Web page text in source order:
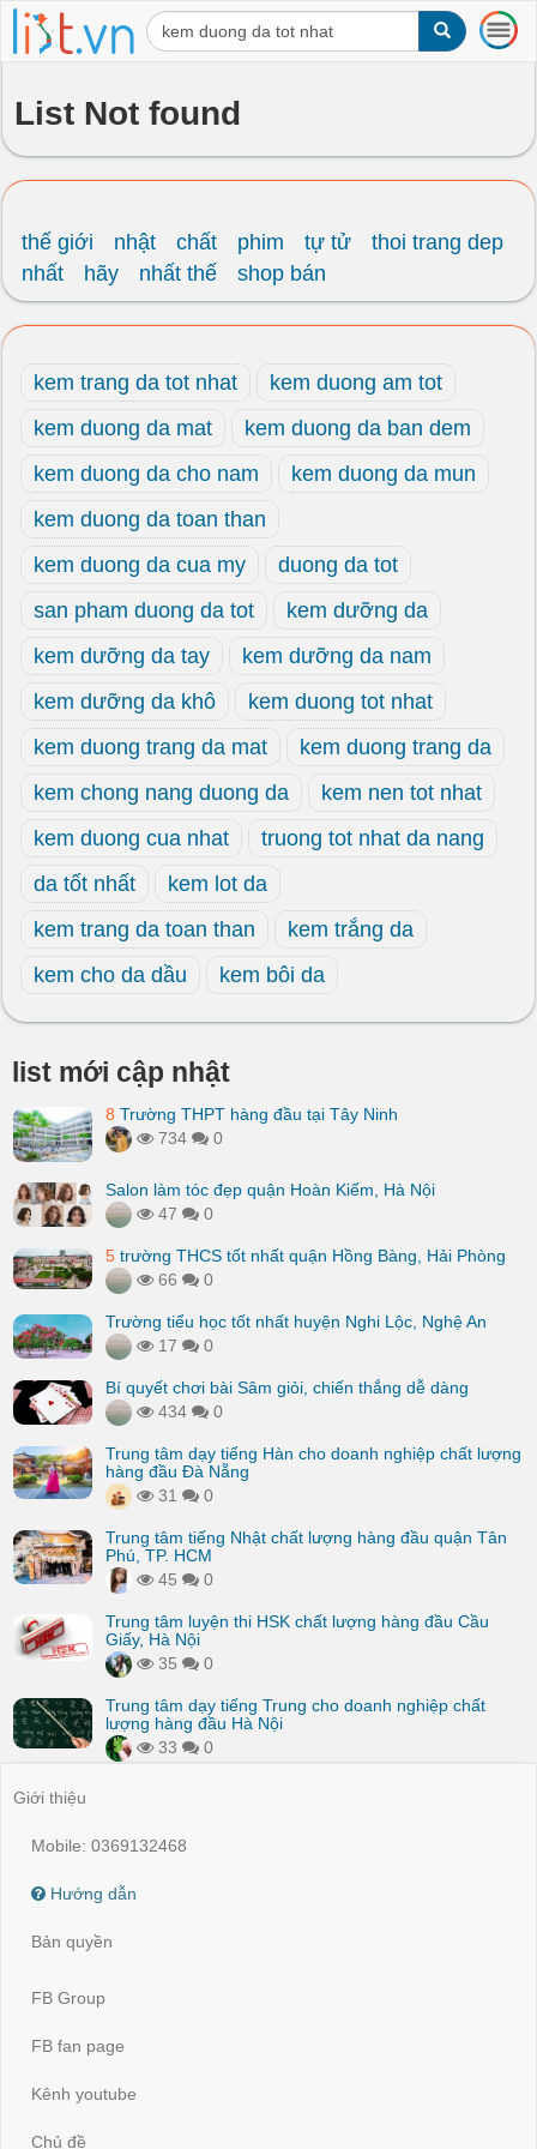
T
o
i
t
List Not found
thế giới nhật chất phim tự tử
thoi trang dep
nhất
hãy nhất thế shop bán
kem trang da tot nhat
kem duong am tot
kem duong da mat
kem duong da ban dem
kem duong da cho nam
kem duong da mun
kem duong da toan than
kem duong da cua my
duong da tot
san pham duong da tot
kem dưỡng da
kem dưỡng da tay
kem dưỡng da nam
kem dưỡng da khô
kem duong tot nhat
kem duong trang da mat
kem duong trang da
kem chong nang duong da
kem nen tot nhat
kem duong cua nhat
truong tot nhat da nang
da tốt nhất
kem lot da
kem trang da toan than
kem trắng da
kem cho da dầu
kem bôi da
list mới cập nhật
8 Trường THPT hàng đầu tại Tây Ninh
734
0
Salon làm tóc đẹp quận Hoàn Kiếm, Hà Nội
47
0
5 trường THCS tốt nhất quận Hồng Bàng, Hải Phòng
66
0
Trường tiểu học tốt nhất huyện Nghi Lộc, Nghệ An
17
0
Bí quyết chơi bài Sâm giỏi, chiến thắng dễ dàng
434
0
Trung tâm dạy tiếng Hàn cho doanh nghiệp chất lượng
hàng đầu Đà Nẵng
31
0
Trung tâm tiếng Nhật chất lượng hàng đầu quận Tân
Phú, TP. HCM
45
0
Trung tâm luyện thi HSK chất lượng hàng đầu Cầu
Giấy, Hà Nội
35
0
Trung tâm dạy tiếng Trung cho doanh nghiệp chất
lượng hàng đầu Hà Nội
33
0
Giới thiệu
Mobile: 0369132468
Hướng dẫn
Bản quyền
FB Group
FB fan page
Kênh youtube
Chủ đề